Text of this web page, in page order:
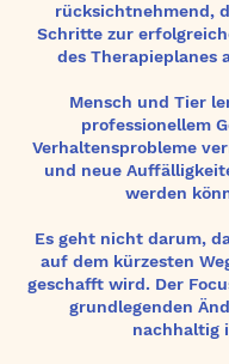
rücksichtnehmend,
Schritte zur
des Therapieplanes
Mensch und Tier
professionellem
Verhaltensprobleme
und neue
werden
Es geht nicht darum,
auf dem kürzesten
geschafft wird. Der
grundlegenden
nachhaltig